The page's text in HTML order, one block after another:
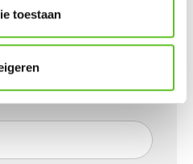
toestaan